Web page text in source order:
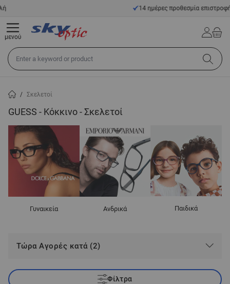
Μετάβαση στο περιεχόμενο14 ημέρες προθεσμία επιστροφής
Αναζήτηση σε όλο το κατάστημα...
μενού
/ Σκελετοί
GUESS - Κόκκινο - Σκελετοί
Γυναικεία Ανδρικά Παιδικά
Τώρα Αγορές κατά (2)
Φίλτρα